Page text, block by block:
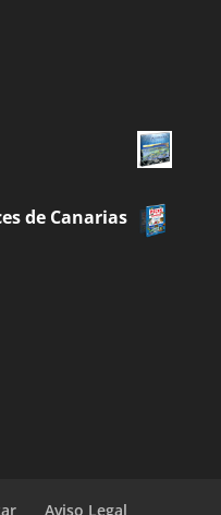
de Canarias
Aviso Legal